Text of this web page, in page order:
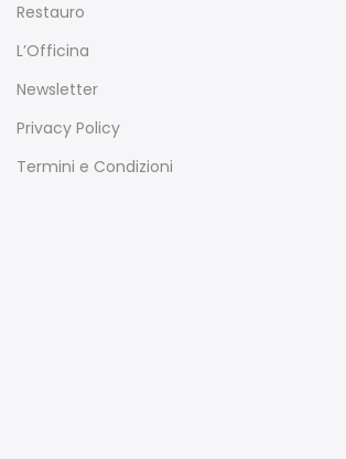
Restauro
L’Officina
Newsletter
Privacy Policy
Termini e Condizioni